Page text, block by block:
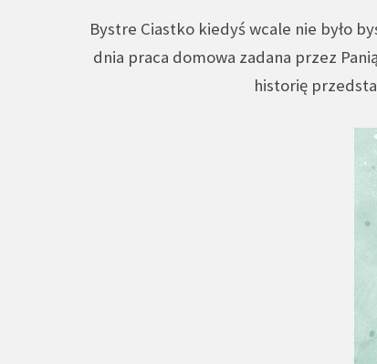
Bystre Ciastko kiedyś wcale nie było
dnia praca domowa zadana przez
historię